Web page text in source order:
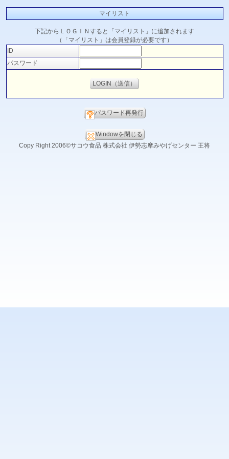
マイリスト
下記からＬＯＧＩＮすると「マイリスト」に追加されます
（「マイリスト」は会員登録が必要です）
ID
パスワード
パスワード再発行
Windowを閉じる
Copy Right 2006©サコウ食品 株式会社 伊勢志摩みやげセンター 王将